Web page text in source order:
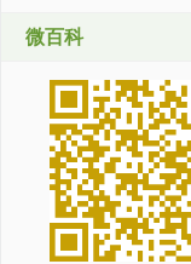
微百科